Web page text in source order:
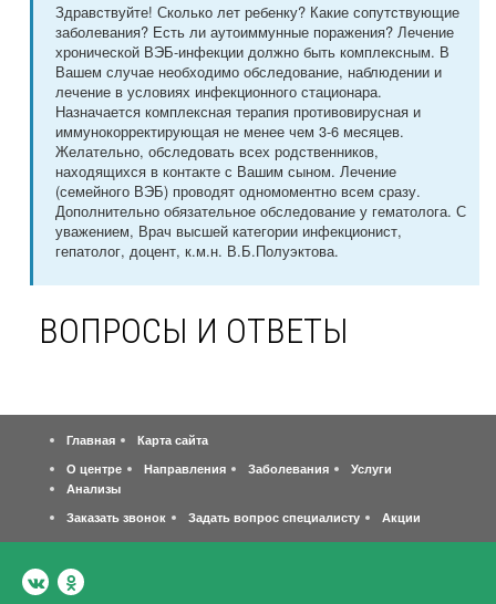
Здравствуйте! Сколько лет ребенку? Какие сопутствующие
заболевания? Есть ли аутоиммунные поражения? Лечение
хронической ВЭБ-инфекции должно быть комплексным. В
Вашем случае необходимо обследование, наблюдении и
лечение в условиях инфекционного стационара.
Назначается комплексная терапия противовирусная и
иммунокорректирующая не менее чем 3-6 месяцев.
Желательно, обследовать всех родственников,
находящихся в контакте с Вашим сыном. Лечение
(семейного ВЭБ) проводят одномоментно всем сразу.
Дополнительно обязательное обследование у гематолога. С
уважением, Врач высшей категории инфекционист,
гепатолог, доцент, к.м.н. В.Б.Полуэктова.
ВОПРОСЫ И ОТВЕТЫ
Главная
Карта сайта
О центре
Направления Заболевания
Услуги
Анализы
Заказать звонок
Задать вопрос специалисту Акции